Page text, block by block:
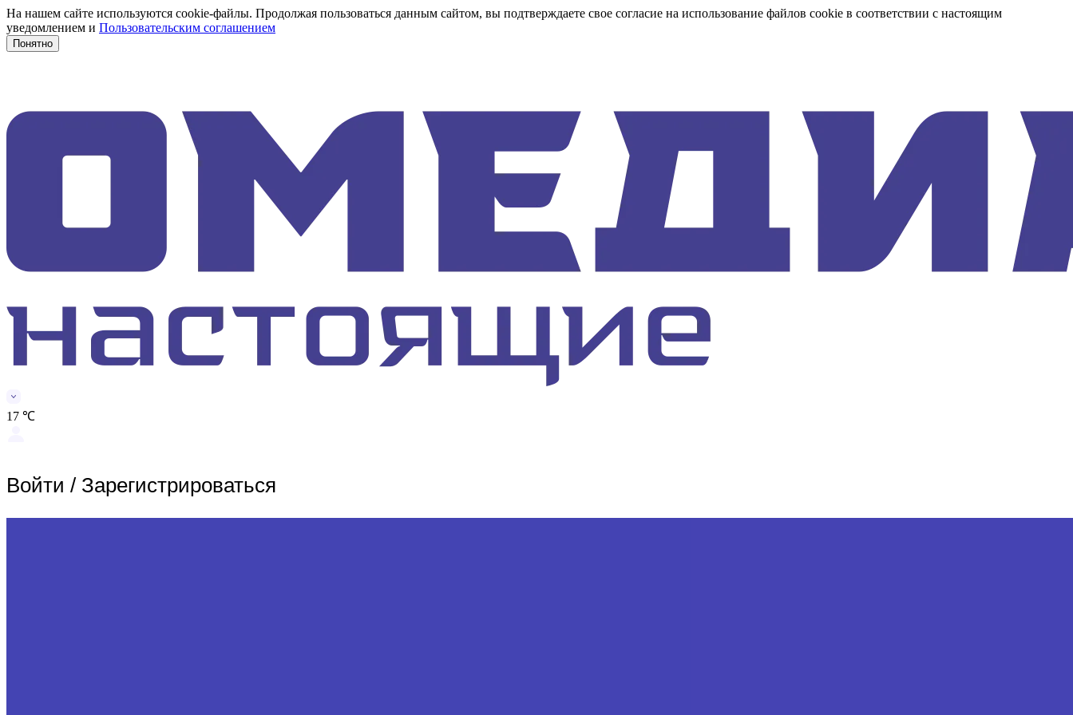
На нашем сайте используются cookie-файлы. Продолжая пользоваться данным сайтом, вы подтверждаете свое согласие на использование файлов cookie в соответствии с настоящим
уведомлением и Пользовательским соглашением
Понятно
17 ℃
Войти / Зарегистрироваться